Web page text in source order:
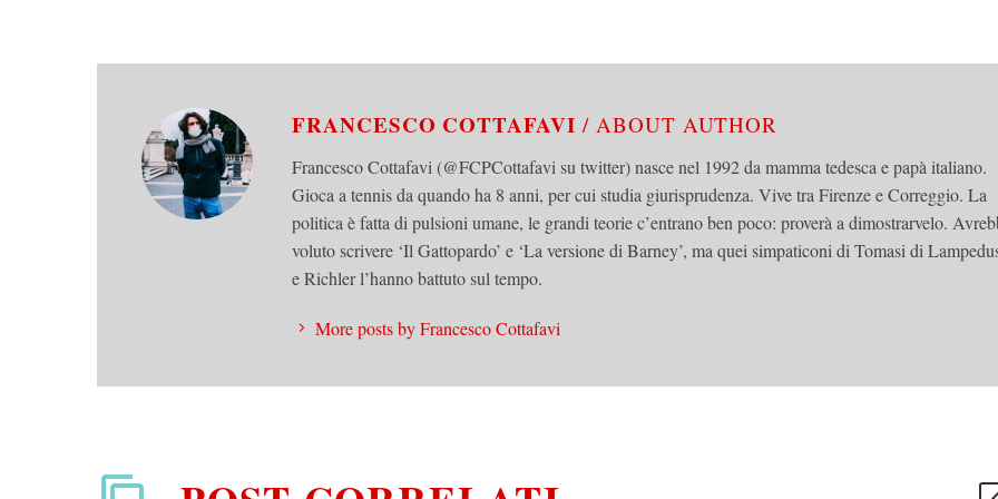
FRANCESCO COTTAFAVI / ABOUT AUTHOR
Francesco Cottafavi (@FCPCottafavi su twitter) nasce nel 1992 da mamma tedesca e papà italiano.
Gioca a tennis da quando ha 8 anni, per cui studia giurisprudenza. Vive tra Firenze e Correggio. La
politica è fatta di pulsioni umane, le grandi teorie c’entrano ben poco: proverà a dimostrarvelo.
voluto scrivere ‘Il Gattopardo’ e ‘La versione di Barney’, ma quei simpaticoni di Tomasi di
e Richler l’hanno battuto sul tempo.
More posts by Francesco Cottafavi